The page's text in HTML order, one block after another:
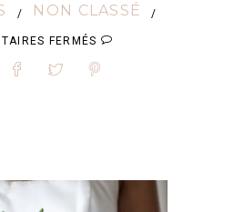
/ NON CLASSÉ /
FERMÉS SUR
ROBE
DENTELLE